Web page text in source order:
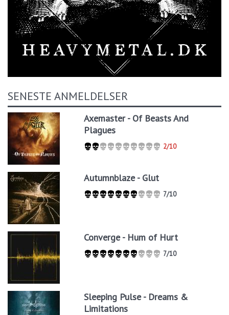
SENESTE ANMELDELSER
Axemaster - Of Beasts And
Plagues
2/10
Autumnblaze - Glut
7/10
Converge - Hum of Hurt
7/10
Sleeping Pulse - Dreams &
Limitations